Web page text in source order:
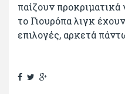
παίζουν προκριματικά
το Γιουρόπα λιγκ
επιλογές, αρκετά